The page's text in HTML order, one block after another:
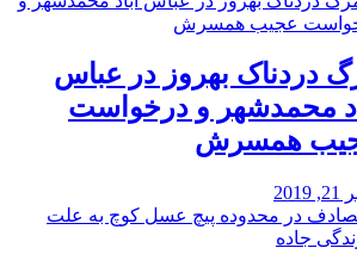
دردناک بهروز در عباس
محمدشهر و درخواست
همسرش